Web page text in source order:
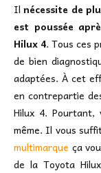
Ilnécessite de
est poussée
Hilux 4. Tous ces
de bien
adaptées. À cet
en contrepartie
Hilux 4. Pourtant,
même. Il vous
multimarque ça
de la Toyota